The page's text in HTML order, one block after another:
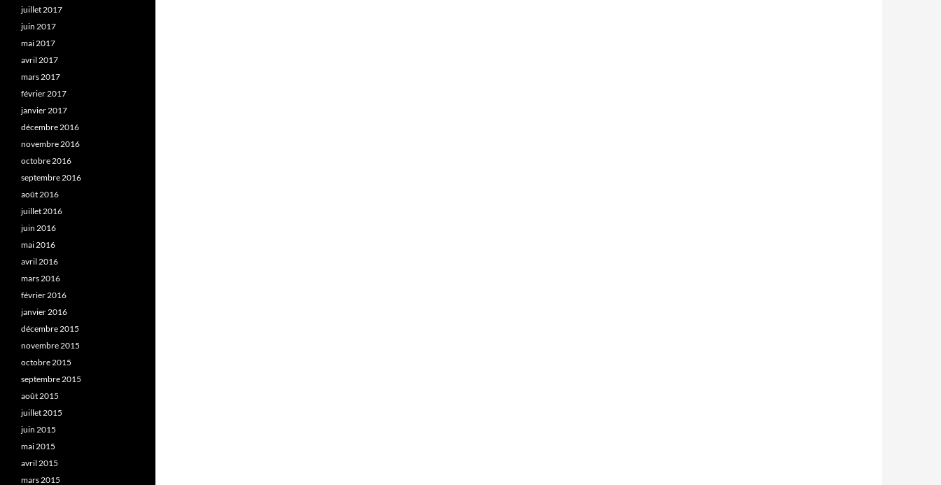
juillet 2017
juin 2017
mai 2017
avril 2017
mars 2017
février 2017
janvier 2017
décembre 2016
novembre 2016
octobre 2016
septembre 2016
août 2016
juillet 2016
juin 2016
mai 2016
avril 2016
mars 2016
février 2016
janvier 2016
décembre 2015
novembre 2015
octobre 2015
septembre 2015
août 2015
juillet 2015
juin 2015
mai 2015
avril 2015
mars 2015